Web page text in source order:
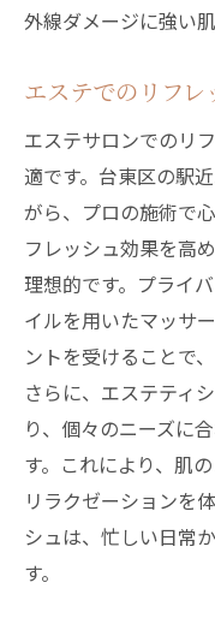
外線ダメージに強い
エステでのリフレ
エステサロンでのリ
適です。台東区の駅
がら、プロの施術で
フレッシュ効果を高
理想的です。プライ
イルを用いたマッサ
ントを受けることで
さらに、エステティ
り、個々のニーズに
す。これにより、肌
リラクゼーションを
シュは、忙しい日常
す。